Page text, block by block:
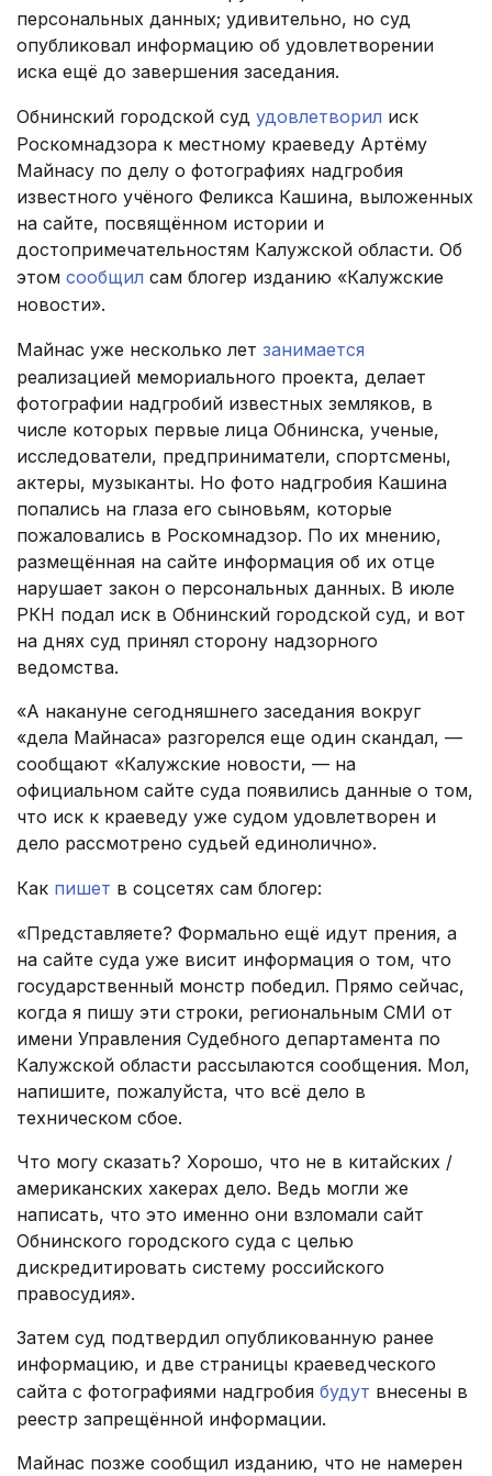
персональных данных; удивительно, но суд
опубликовал информацию об удовлетворении
иска ещё до завершения заседания.
Обнинский городской суд удовлетворил иск
Роскомнадзора к местному краеведу Артёму
Майнасу по делу о фотографиях надгробия
известного учёного Феликса Кашина, выложенных
на сайте, посвящённом истории и
достопримечательностям Калужской области. Об
этом сообщил сам блогер изданию «Калужские
новости».
Майнас уже несколько лет занимается
реализацией мемориального проекта, делает
фотографии надгробий известных земляков, в
числе которых первые лица Обнинска, ученые,
исследователи, предприниматели, спортсмены,
актеры, музыканты. Но фото надгробия Кашина
попались на глаза его сыновьям, которые
пожаловались в Роскомнадзор. По их мнению,
размещённая на сайте информация об их отце
нарушает закон о персональных данных. В июле
РКН подал иск в Обнинский городской суд, и вот
на днях суд принял сторону надзорного
ведомства.
«А накануне сегодняшнего заседания вокруг
«дела Майнаса» разгорелся еще один скандал, —
сообщают «Калужские новости, — на
официальном сайте суда появились данные о том,
что иск к краеведу уже судом удовлетворен и
дело рассмотрено судьей единолично».
Как пишет в соцсетях сам блогер:
«Представляете? Формально ещё идут прения, а
на сайте суда уже висит информация о том, что
государственный монстр победил. Прямо сейчас,
когда я пишу эти строки, региональным СМИ от
имени Управления Судебного департамента по
Калужской области рассылаются сообщения. Мол,
напишите, пожалуйста, что всё дело в
техническом сбое.
Что могу сказать? Хорошо, что не в китайских /
американских хакерах дело. Ведь могли же
написать, что это именно они взломали сайт
Обнинского городского суда с целью
дискредитировать систему российского
правосудия».
Затем суд подтвердил опубликованную ранее
информацию, и две страницы краеведческого
сайта с фотографиями надгробия будут внесены в
реестр запрещённой информации.
Майнас позже сообщил изданию, что не намерен